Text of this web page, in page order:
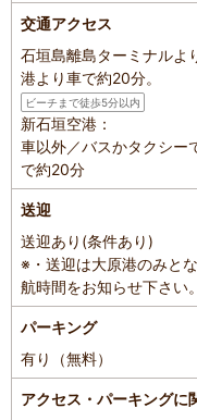
交通アクセス
石垣島離島ターミナルよ
港より車で約20分。
ビーチまで徒歩5分以内
新石垣空港：
車以外／バスかタクシー
で約20分
送迎
送迎あり(条件あり)
※・送迎は大原港のみと
航時間をお知らせ下さい。
パーキング
有り（無料）
アクセス・パーキングに